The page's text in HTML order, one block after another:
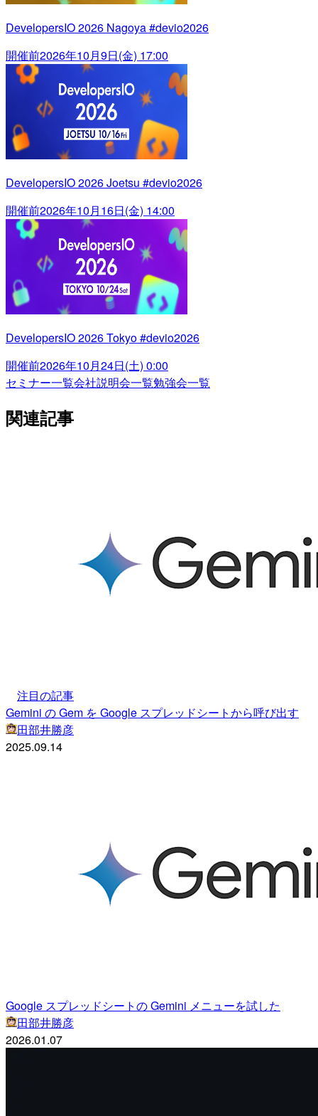
DevelopersIO 2026 Nagoya #devio2026
開催前2026年10月9日(金) 17:00
DevelopersIO 2026 Joetsu #devio2026
開催前2026年10月16日(金) 14:00
DevelopersIO 2026 Tokyo #devio2026
開催前2026年10月24日(土) 0:00
セミナー一覧会社説明会一覧勉強会一覧
関連記事
注目の記事
Gemini の Gem を Google スプレッドシートから呼び出す
田部井勝彦
2025.09.14
Google スプレッドシートの Gemini メニューを試した
田部井勝彦
2026.01.07